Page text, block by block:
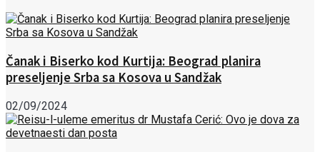
Čanak i Biserko kod Kurtija: Beograd planira
preseljenje Srba sa Kosova u Sandžak
02/09/2024